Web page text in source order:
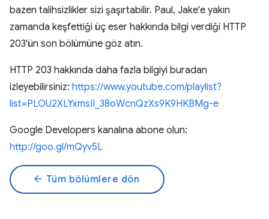
bazen talihsizlikler sizi şaşırtabilir. Paul, Jake'e yakın
zamanda keşfettiği üç eser hakkında bilgi verdiği HTTP
203'ün son bölümüne göz atın.
HTTP 203 hakkında daha fazla bilgiyi buradan
izleyebilirsiniz: https://www.youtube.com/playlist?
list=PLOU2XLYxmsII_38oWcnQzXs9K9HKBMg-e
Google Developers kanalına abone olun:
http://goo.gl/mQyv5L
arrow_back Tüm bölümlere dön